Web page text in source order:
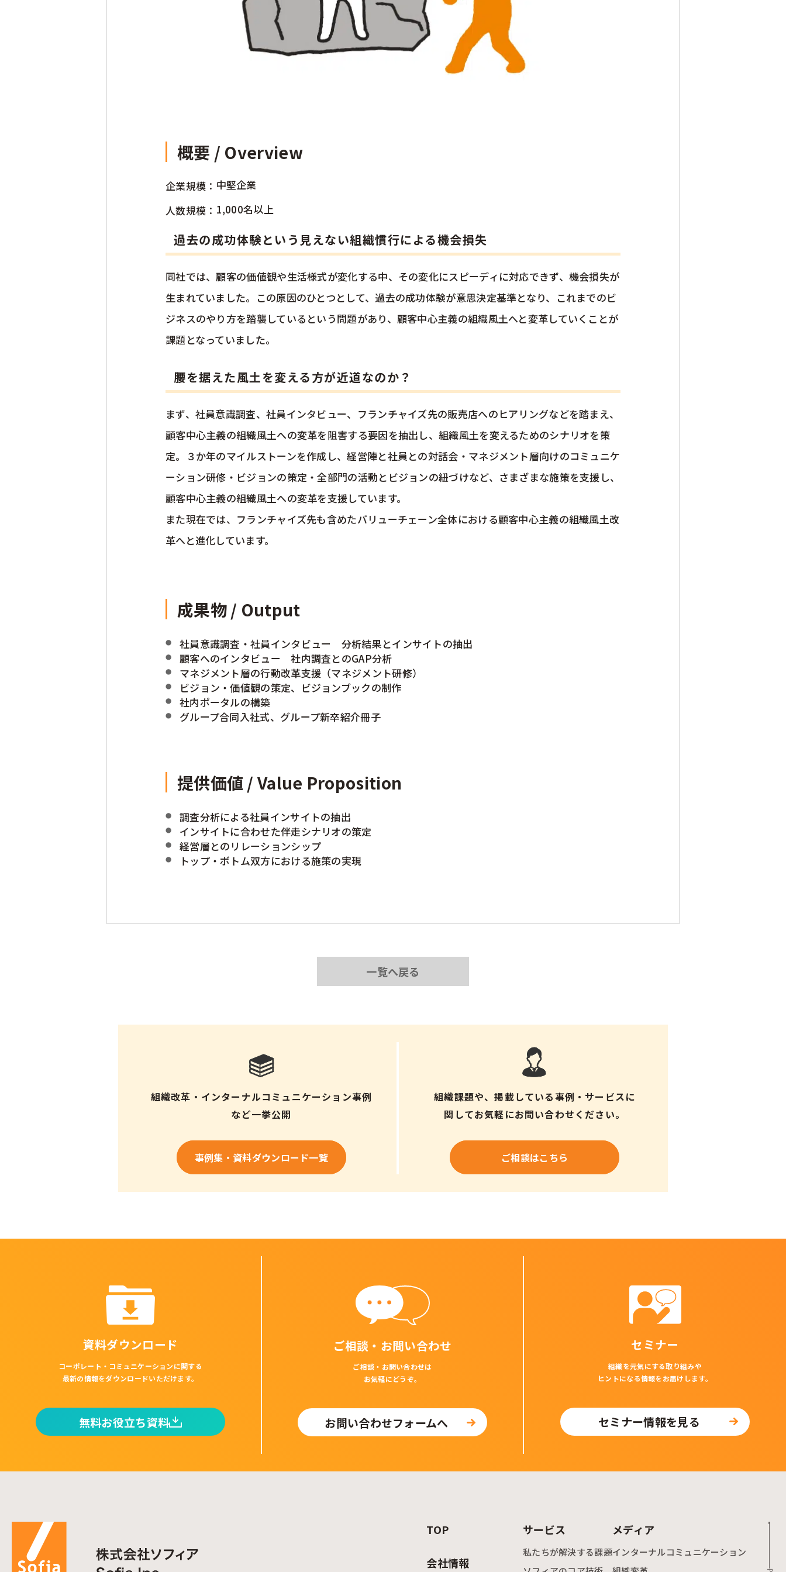
概要 / Overview
企業規模： 中堅企業
人数規模： 1,000名以上
過去の成功体験という見えない組織慣行による機会損失
同社では、顧客の価値観や生活様式が変化する中、その変化にスピーディに対応できず、機会損失が
生まれていました。この原因のひとつとして、過去の成功体験が意思決定基準となり、これまでのビ
ジネスのやり方を踏襲しているという問題があり、顧客中心主義の組織風土へと変革していくことが
課題となっていました。
腰を据えた風土を変える方が近道なのか？
まず、社員意識調査、社員インタビュー、フランチャイズ先の販売店へのヒアリングなどを踏まえ、
顧客中心主義の組織風土への変革を阻害する要因を抽出し、組織風土を変えるためのシナリオを策
定。３か年のマイルストーンを作成し、経営陣と社員との対話会・マネジメント層向けのコミュニケ
ーション研修・ビジョンの策定・全部門の活動とビジョンの紐づけなど、さまざまな施策を支援し、
顧客中心主義の組織風土への変革を支援しています。
また現在では、フランチャイズ先も含めたバリューチェーン全体における顧客中心主義の組織風土改
革へと進化しています。
成果物 / Output
社員意識調査・社員インタビュー 分析結果とインサイトの抽出
顧客へのインタビュー 社内調査とのGAP分析
マネジメント層の行動改革支援（マネジメント研修）
ビジョン・価値観の策定、ビジョンブックの制作
社内ポータルの構築
グループ合同入社式、グループ新卒紹介冊子
提供価値 / Value Proposition
調査分析による社員インサイトの抽出
インサイトに合わせた伴走シナリオの策定
経営層とのリレーションシップ
トップ・ボトム双方における施策の実現
一覧へ戻る
組織改革・ インターナルコミュニケーション事例
など一挙公開
事例集・ 資料ダウンロード一覧
組織課題や、掲載している事例・サービスに
関してお気軽にお問い合わせください。
ご相談はこちら
資料ダウンロード
コーポレート・コミュニケーションに関する
最新の情報をダウンロードいただけます。
無料お役立ち資料
ご相談・お問い合わせ
ご相談・お問い合わせは
お気軽にどうぞ。
お問い合わせフォームへ
セミナー
組織を元気にする取り組みや
ヒントになる情報をお届けします。
セミナー情報を見る
TOP
会社情報
サービス
私たちが解決する課題
メディア
インターナルコミュニケーション